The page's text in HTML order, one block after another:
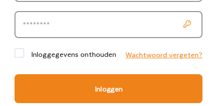
Inloggegevens onthouden Wachtwoord vergeten?
Inloggen